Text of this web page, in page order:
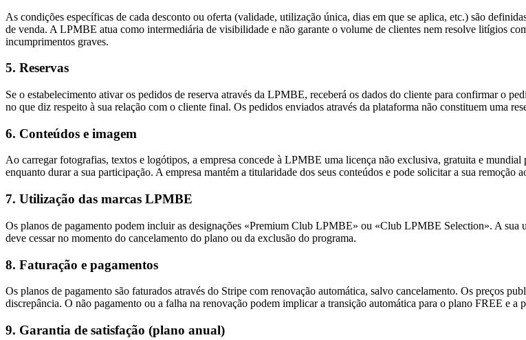
As condições específicas de cada desconto ou oferta (validade, utilização única, dias em que se aplica, etc.) são
de venda. A LPMBE atua como intermediária de visibilidade e não garante o volume de clientes nem resolve litígios
incumprimentos graves.
5. Reservas
Se o estabelecimento ativar os pedidos de reserva através da LPMBE, receberá os dados do cliente para confirmar o
no que diz respeito à sua relação com o cliente final. Os pedidos enviados através da plataforma não constituem uma
6. Conteúdos e imagem
Ao carregar fotografias, textos e logótipos, a empresa concede à LPMBE uma licença não exclusiva, gratuita e
enquanto durar a sua participação. A empresa mantém a titularidade dos seus conteúdos e pode solicitar a sua remoção
7. Utilização das marcas LPMBE
Os planos de pagamento podem incluir as designações «Premium Club LPMBE» ou «Club LPMBE Selection». A
deve cessar no momento do cancelamento do plano ou da exclusão do programa.
8. Faturação e pagamentos
Os planos de pagamento são faturados através do Stripe com renovação automática, salvo cancelamento. Os preços
discrepância. O não pagamento ou a falha na renovação podem implicar a transição automática para o plano FREE e a
9. Garantia de satisfação (plano anual)